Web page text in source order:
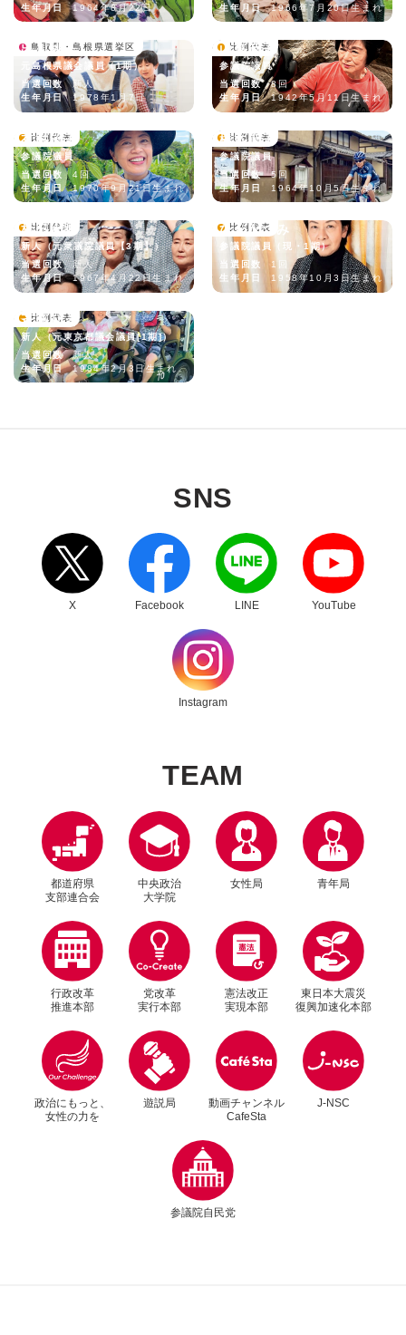
生年月日
1964年8月22日
生年月日
1966年7月20日生まれ
鳥取県・島根県選挙区
出川桃子
元島根県議会議員（1期）
当選回数
新人
生年月日
1978年1月7日
比例代表
山東昭子
参議院議員
当選回数
8回
生年月日
1942年5月11日生まれ
比例代表
有村治子
参議院議員
当選回数
4回
生年月日
1970年9月21日生まれ
比例代表
橋本聖子
参議院議員
当選回数
5回
生年月日
1964年10月5日生まれ
比例代表
杉田水脈
新人（元衆議院議員【3期】）
当選回数
新人
生年月日
1967年4月22日生まれ
比例代表
ひがなつみ
参議院議員（現・1期）
当選回数
1回
生年月日
1958年10月3日生まれ
比例代表
斉藤りえ
新人（元東京都議会議員[1期]）
当選回数
新人
生年月日
1984年2月3日生まれ
SNS
X Facebook LINE YouTube
Instagram
TEAM
都道府県
支部連合会
中央政治
大学院
女性局 青年局
行政改革
推進本部
党改革
実行本部
憲法改正
実現本部
東日本大震災
復興加速化本部
政治にもっと、
女性の力を
遊説局
動画チャンネル
CafeSta
J-NSC
参議院自民党